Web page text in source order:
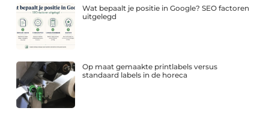
Wat bepaalt je positie in Google? SEO factoren
uitgelegd
Op maat gemaakte printlabels versus
standaard labels in de horeca